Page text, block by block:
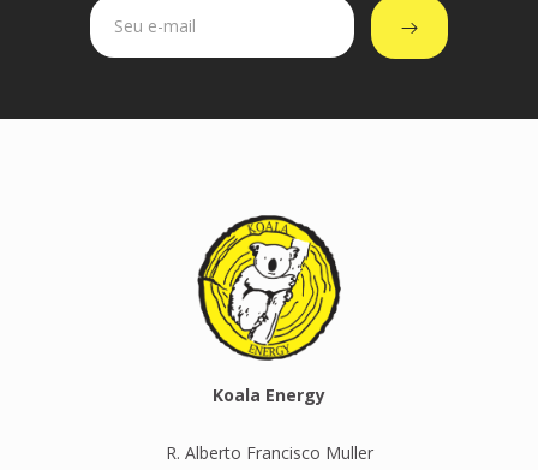
Koala Energy
R. Alberto Francisco Muller